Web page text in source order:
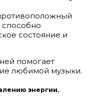
состояние и
помогает
любимой музыки.
энергии.